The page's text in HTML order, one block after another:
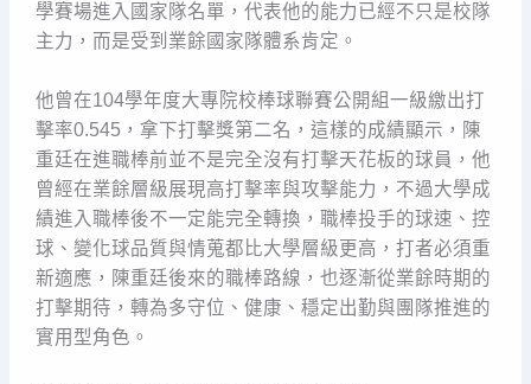
學賽場進入國家隊名單，代表他的能力已經不只是校隊
主力，而是受到業餘國家隊體系肯定。
他曾在104學年度大專院校棒球聯賽公開組一級繳出打
擊率0.545，拿下打擊獎第二名，這樣的成績顯示，陳
重廷在進職棒前並不是完全沒有打擊天花板的球員，他
曾經在業餘層級展現高打擊率與攻擊能力，不過大學成
績進入職棒後不一定能完全轉換，職棒投手的球速、控
球、變化球品質與情蒐都比大學層級更高，打者必須重
新適應，陳重廷後來的職棒路線，也逐漸從業餘時期的
打擊期待，轉為多守位、健康、穩定出勤與團隊推進的
實用型角色。